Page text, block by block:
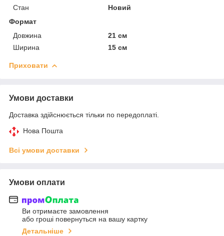
Стан
Новий
Формат
Довжина
21 см
Ширина
15 см
Приховати
Умови доставки
Доставка здійснюється тільки по передоплаті.
Нова Пошта
Всі умови доставки
Умови оплати
Ви отримаєте замовлення
або гроші повернуться на вашу картку
Детальніше